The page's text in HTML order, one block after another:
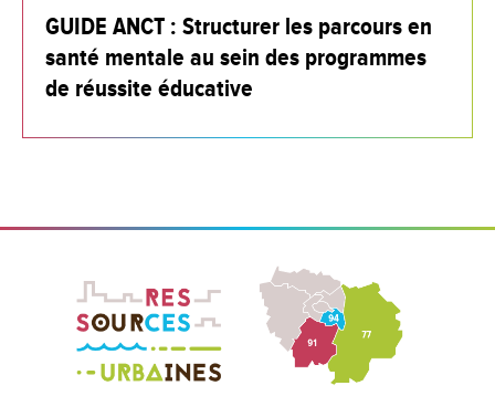
GUIDE ANCT : Structurer les parcours en
santé mentale au sein des programmes
de réussite éducative